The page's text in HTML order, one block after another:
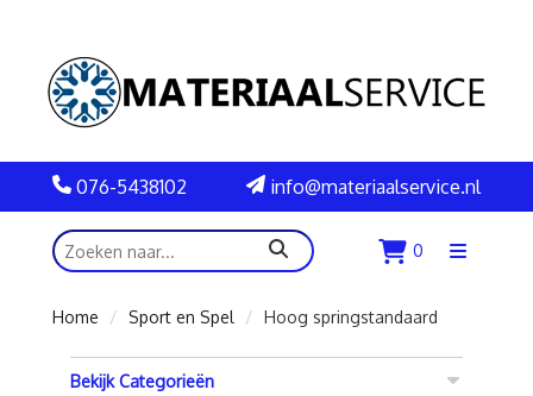
076-5438102 info@materiaalservice.nl
zoeken 0
Menu
Home
Sport en Spel Hoog springstandaard
Bekijk Categorieën